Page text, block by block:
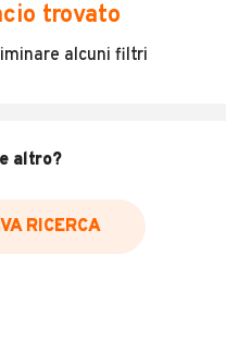
e gli accessori indicati
invitiamo a verificare le
incongruenze,
modo un impegno
trovato
alcuni filtri
altro?
RICERCA